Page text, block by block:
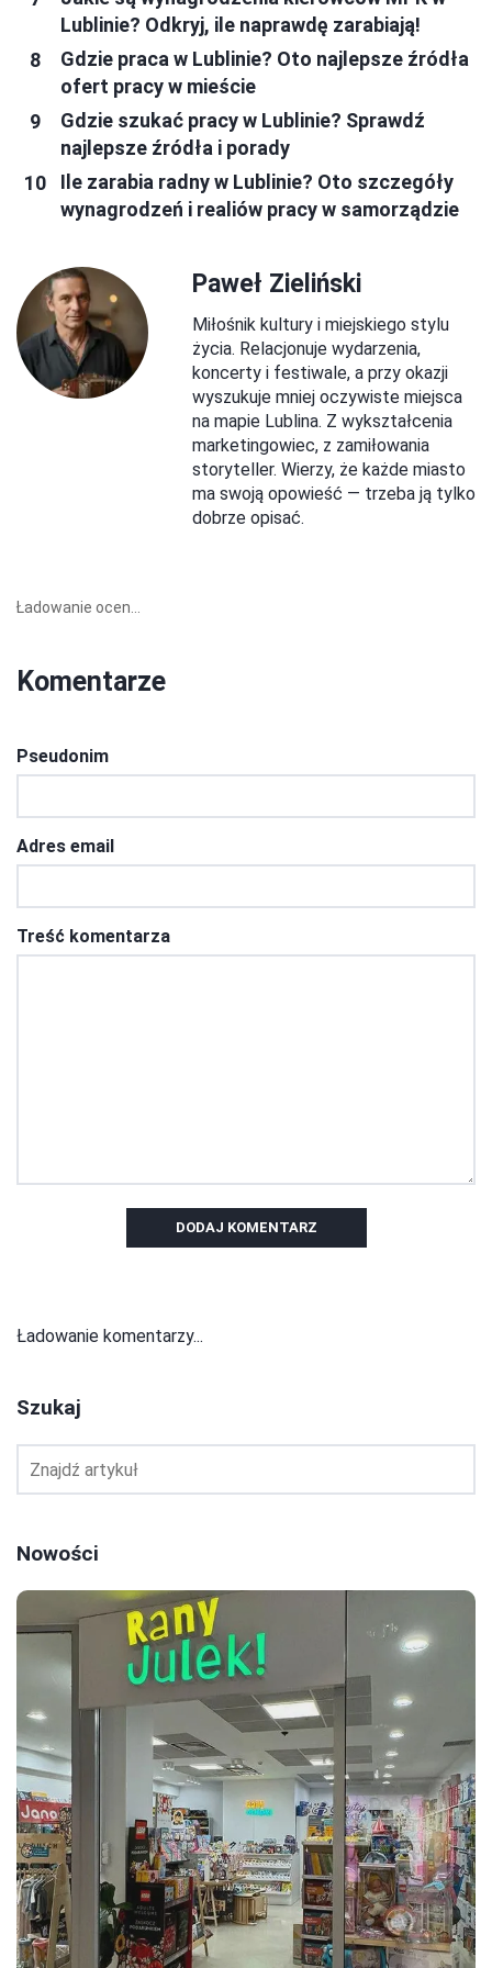
Lublinie? Odkryj, ile naprawdę zarabiają!
Gdzie praca w Lublinie? Oto najlepsze źródła
ofert pracy w mieście
Gdzie szukać pracy w Lublinie? Sprawdź
najlepsze źródła i porady
Ile zarabia radny w Lublinie? Oto szczegóły
wynagrodzeń i realiów pracy w samorządzie
Paweł Zieliński
Miłośnik kultury i miejskiego stylu
życia. Relacjonuje wydarzenia,
koncerty i festiwale, a przy okazji
wyszukuje mniej oczywiste miejsca
na mapie Lublina. Z wykształcenia
marketingowiec, z zamiłowania
storyteller. Wierzy, że każde miasto
ma swoją opowieść — trzeba ją tylko
dobrze opisać.
Ładowanie ocen...
Komentarze
Pseudonim
Adres email
Treść komentarza
DODAJ KOMENTARZ
Ładowanie komentarzy...
Szukaj
Nowości